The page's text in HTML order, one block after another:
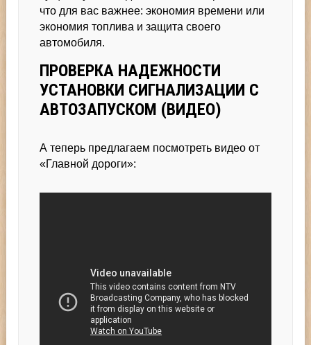
что для вас важнее: экономия времени или
экономия топлива и защита своего
автомобиля.
ПРОВЕРКА НАДЕЖНОСТИ
УСТАНОВКИ СИГНАЛИЗАЦИИ С
АВТОЗАПУСКОМ (ВИДЕО)
А теперь предлагаем посмотреть видео от
«Главной дороги»: